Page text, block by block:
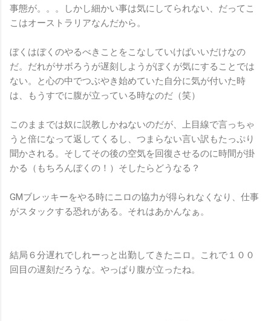
事態が。。。しかし細かい事は気にしてられない、だってこ
こはオーストラリアなんだから。
ぼくはぼくのやるべきことをこなしていけばいいだけなの
だ。だれがサボろうが遅刻しようがぼくが気にすることでは
ない。と心の中でつぶやき始めていた自分に気が付いた時
は、もうすでに腹が立っている時なのだ（笑）
このままでは奴に説教しかねないのだが、上目線で言っちゃ
うと倍になって返してくるし、つまらない言い訳もたっぷり
聞かされる。そしてその後の空気を回復させるのに時間が掛
かる（もちろんぼくの！）そしたらどうなる？
GMブレッキーをやる時にニロの協力が得られなくなり、仕事
がスタックする恐れがある。それはあかんなぁ。
結局６分遅れでしれーっと出勤してきたニロ。これで１００
回目の遅刻だろうな。やっぱり腹が立ったね。